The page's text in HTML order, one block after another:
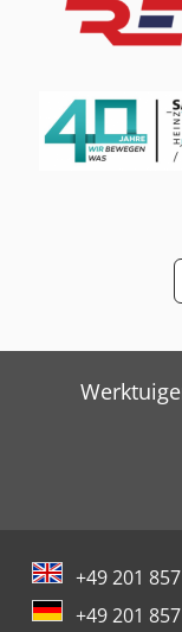
Man L 2000
Mercedes-Benz
+49 201
+49 201